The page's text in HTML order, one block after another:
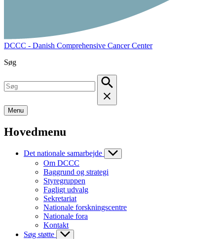
DCCC - Danish Comprehensive Cancer Center
Søg
Menu
Hovedmenu
Det nationale samarbejde
Om DCCC
Baggrund og strategi
Styregruppen
Fagligt udvalg
Sekretariat
Nationale forskningscentre
Nationale fora
Kontakt
Søg støtte